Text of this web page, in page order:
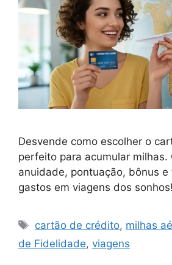
Desvende como escolher o
perfeito para acumular milhas.
anuidade, pontuação, bônus e
gastos em viagens dos sonhos!
Tags
cartão de crédito, milhas
de Fidelidade, viagens